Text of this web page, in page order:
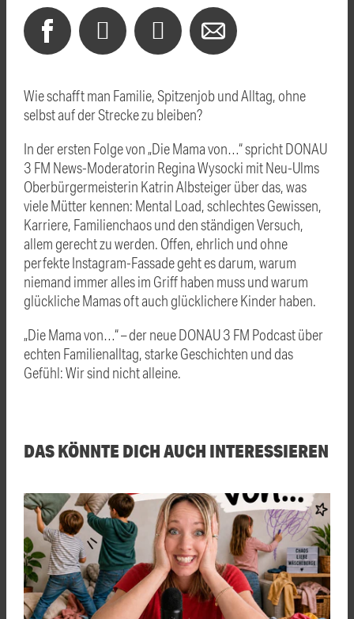
Wie schafft man Familie, Spitzenjob und Alltag, ohne
selbst auf der Strecke zu bleiben?
In der ersten Folge von „Die Mama von…“ spricht DONAU
3 FM News-Moderatorin Regina Wysocki mit Neu-Ulms
Oberbürgermeisterin Katrin Albsteiger über das, was
viele Mütter kennen: Mental Load, schlechtes Gewissen,
Karriere, Familienchaos und den ständigen Versuch,
allem gerecht zu werden. Offen, ehrlich und ohne
perfekte Instagram-Fassade geht es darum, warum
niemand immer alles im Griff haben muss und warum
glückliche Mamas oft auch glücklichere Kinder haben.
„Die Mama von…“ – der neue DONAU 3 FM Podcast über
echten Familienalltag, starke Geschichten und das
Gefühl: Wir sind nicht alleine.
DAS KÖNNTE DICH AUCH INTERESSIEREN